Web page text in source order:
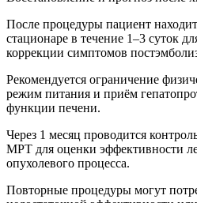
После процедуры пациент
стационаре в течение 1–3 суток
коррекции симптомов
Рекомендуется ограничение
режим питания и приём
функции печени.
Через 1 месяц проводится
МРТ для оценки эффективности
опухолевого процесса.
Повторные процедуры могут